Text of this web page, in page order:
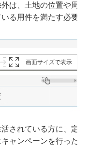
は、土地の位置や周
る用件を満たす必要
画面サイズで表示
されている方に、定
ャンペーンを行った